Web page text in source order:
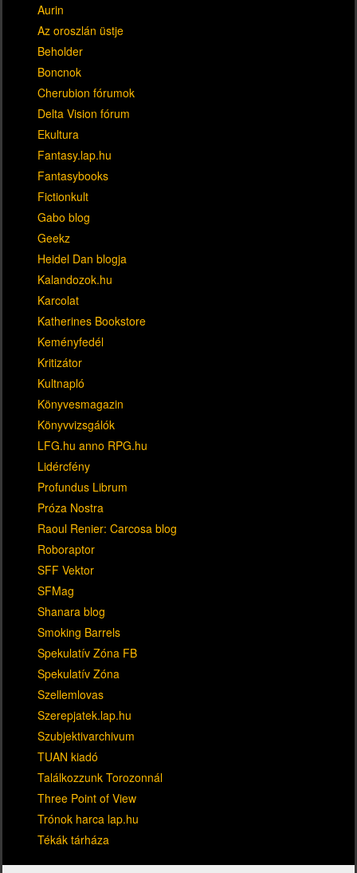
Aurin
Az oroszlán üstje
Beholder
Boncnok
Cherubion fórumok
Delta Vision fórum
Ekultura
Fantasy.lap.hu
Fantasybooks
Fictionkult
Gabo blog
Geekz
Heidel Dan blogja
Kalandozok.hu
Karcolat
Katherines Bookstore
Keményfedél
Kritizátor
Kultnapló
Könyvesmagazin
Könyvvizsgálók
LFG.hu anno RPG.hu
Lidércfény
Profundus Librum
Próza Nostra
Raoul Renier: Carcosa blog
Roboraptor
SFF Vektor
SFMag
Shanara blog
Smoking Barrels
Spekulatív Zóna FB
Spekulatív Zóna
Szellemlovas
Szerepjatek.lap.hu
Szubjektivarchivum
TUAN kiadó
Találkozzunk Torozonnál
Three Point of View
Trónok harca lap.hu
Tékák tárháza